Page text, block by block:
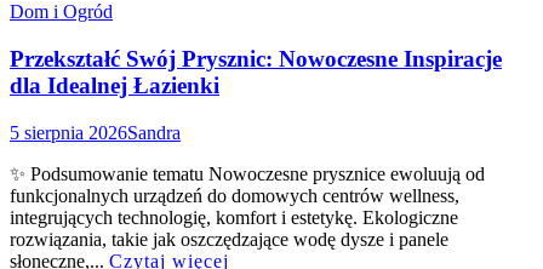
Dom i Ogród
Przekształć Swój Prysznic: Nowoczesne Inspiracje
dla Idealnej Łazienki
5 sierpnia 2026Sandra
✨ Podsumowanie tematu Nowoczesne prysznice ewoluują od
funkcjonalnych urządzeń do domowych centrów wellness,
integrujących technologię, komfort i estetykę. Ekologiczne
rozwiązania, takie jak oszczędzające wodę dysze i panele
słoneczne,... Czytaj więcej